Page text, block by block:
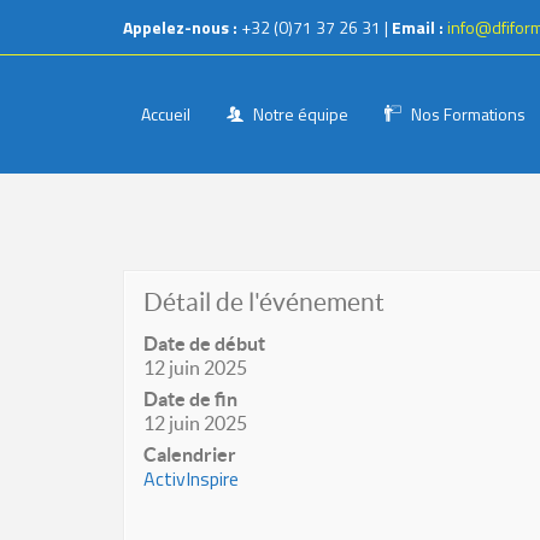
Appelez-nous : +32 (0)71 37 26 31 | Email :
Accueil Notre équipe Nos Formations
Détail de l'événement
Date de début
12 juin 2025
Date de fin
12 juin 2025
Calendrier
ActivInspire